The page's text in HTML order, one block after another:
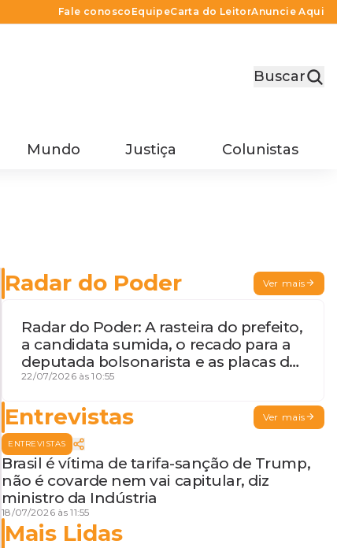
Fale conosco EquipeCarta do LeitorAnuncie Aqui
Buscar
Mundo Justiça Colunistas
Radar do Poder Ver mais
Radar do Poder: A rasteira do prefeito,
a candidata sumida, o recado para a
deputada bolsonarista e as placas da
discórdia
22/07/2026 às 10:55
Entrevistas Ver mais
ENTREVISTAS
Brasil é vítima de tarifa-sanção de Trump,
não é covarde nem vai capitular, diz
ministro da Indústria
18/07/2026 às 11:55
Mais Lidas